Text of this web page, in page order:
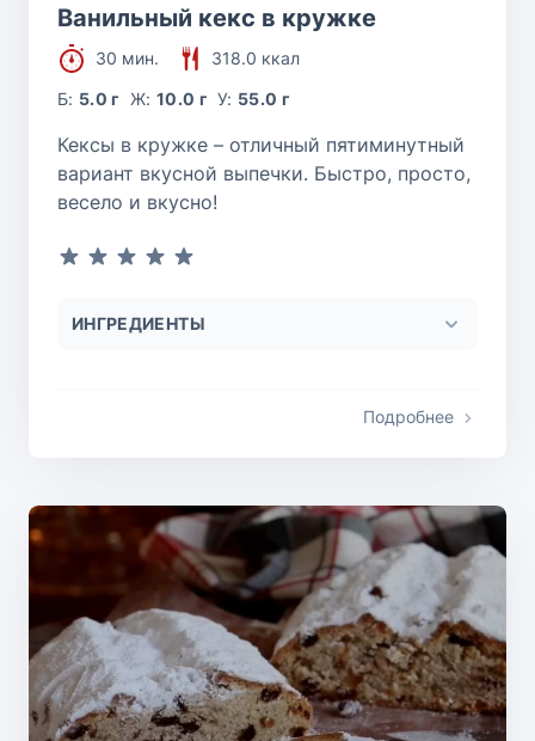
Ванильный кекс в кружке
30 мин.
318.0 ккал
Б: 5.0 г Ж: 10.0 г У: 55.0 г
Кексы в кружке – отличный пятиминутный
вариант вкусной выпечки. Быстро, просто,
весело и вкусно!
ИНГРЕДИЕНТЫ
Подробнее